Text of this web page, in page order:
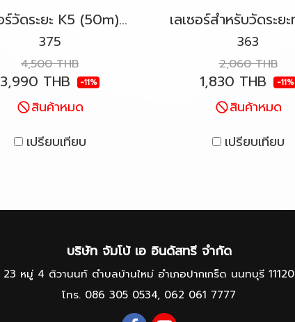
เลเซอร์วัดระยะ K5 (50m) KAPRO รุ่น 375 Kaprometer™
375
4,500 THB
3,990 THB -11%
สินค้าหมด
เปรียบเทียบ
363
2,060 THB
1,830 THB -11%
สินค้าหมด
เปรียบเทียบ
บริษัท จัมโบ้ เอ อินดัสทรี จำกัด
23 หมู่ 4 ติวานนท์ ตำบลบ้านใหม่ อำเภอปากเกร็ด นนทบุรี 11120
โทร. 086 305 0534, 062 061 7777